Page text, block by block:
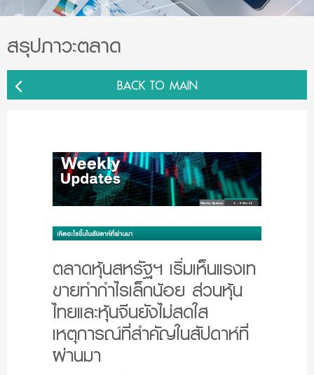
สรุปภาวะตลาด
BACK TO MAIN
ตลาดหุ้นสหรัฐฯ เริ่มเห็นแรงเท
ขายทำกำไรเล็กน้อย ส่วนหุ้น
ไทยและหุ้นจีนยังไม่สดใส
เหตุการณ์ที่สำคัญในสัปดาห์ที่
ผ่านมา